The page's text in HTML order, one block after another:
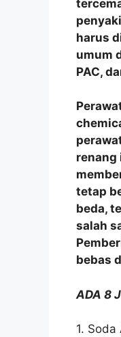
harus
umum
PAC,
renang
tetap
beda,
salah
bebas
ADA 8
1.